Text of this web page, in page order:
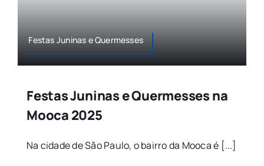
Festas Juninas e Quermesses
Festas Juninas e Quermesses na
Mooca 2025
Na cidade de São Paulo, o bairro da Mooca é [...]